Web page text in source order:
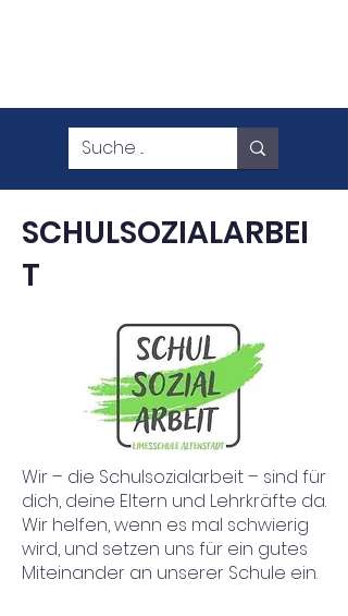
SCHULSOZIALARBEI
T
Wir – die Schulsozialarbeit – sind für
dich, deine Eltern und Lehrkräfte da.
Wir helfen, wenn es mal schwierig
wird, und setzen uns für ein gutes
Miteinander an unserer Schule ein.